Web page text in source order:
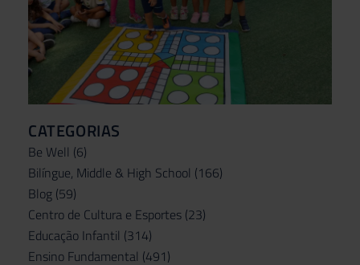
CATEGORIAS
Be Well (6)
Bilíngue, Middle & High School (166)
Blog (59)
Centro de Cultura e Esportes (23)
Educação Infantil (314)
Ensino Fundamental (491)